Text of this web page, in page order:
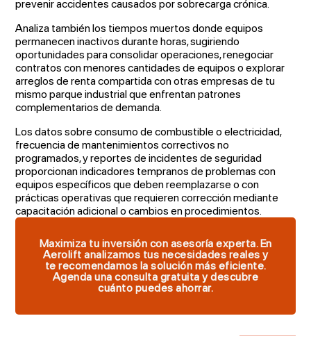
prevenir accidentes causados por sobrecarga crónica.
Analiza también los tiempos muertos donde equipos
permanecen inactivos durante horas, sugiriendo
oportunidades para consolidar operaciones, renegociar
contratos con menores cantidades de equipos o explorar
arreglos de renta compartida con otras empresas de tu
mismo parque industrial que enfrentan patrones
complementarios de demanda.
Los datos sobre consumo de combustible o electricidad,
frecuencia de mantenimientos correctivos no
programados, y reportes de incidentes de seguridad
proporcionan indicadores tempranos de problemas con
equipos específicos que deben reemplazarse o con
prácticas operativas que requieren corrección mediante
capacitación adicional o cambios en procedimientos.
Maximiza tu inversión con asesoría experta. En
Aerolift analizamos tus necesidades reales y
te recomendamos la solución más eficiente.
Agenda una consulta gratuita y descubre
cuánto puedes ahorrar.